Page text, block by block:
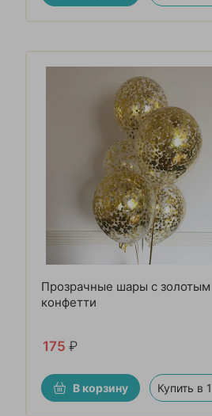
Прозрачные шары с золотым
конфетти
175 ₽
В корзину Купить в